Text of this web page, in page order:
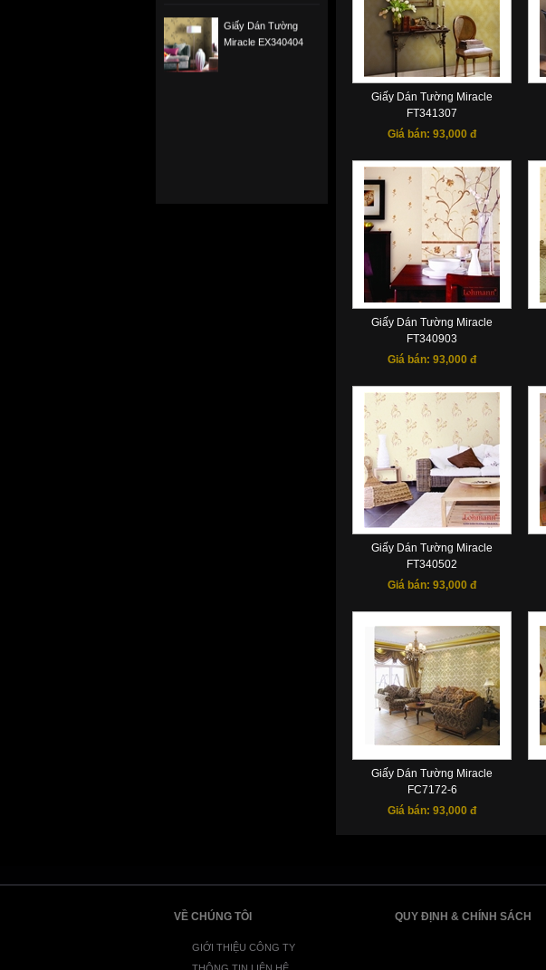
Giấy Dán Tường Miracle
FT341307
Giá bán: 93,000 đ
Giấy Dán Tường Miracle
FT340903
Giá bán: 93,000 đ
Giấy Dán Tường Miracle
FT340502
Giá bán: 93,000 đ
Giấy Dán Tường Miracle
FC7172-6
Giá bán: 93,000 đ
VỀ CHÚNG TÔI
GIỚI THIỆU CÔNG TY
QUY ĐỊNH & CHÍNH SÁCH